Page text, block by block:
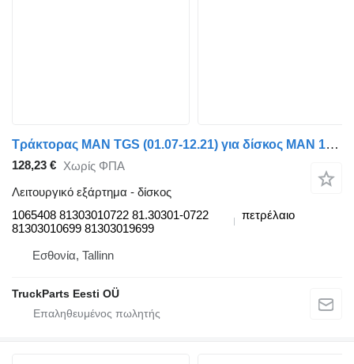
Τράκτορας MAN TGS (01.07-12.21) για δίσκος MAN 1065408
128,23 € Χωρίς ΦΠΑ
Λειτουργικό εξάρτημα - δίσκος
1065408 81303010722 81.30301-0722
81303010699 81303019699
πετρέλαιο
Εσθονία, Tallinn
TruckParts Eesti OÜ